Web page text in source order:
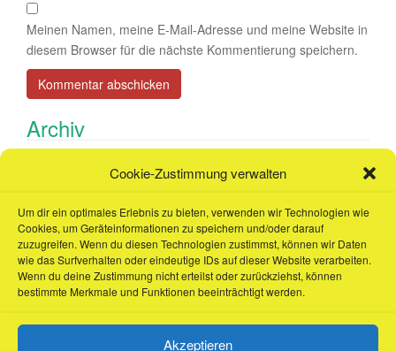
Cookie-Zustimmung verwalten
Um dir ein optimales Erlebnis zu bieten, verwenden wir Technologien wie
Cookies, um Geräteinformationen zu speichern und/oder darauf
zuzugreifen. Wenn du diesen Technologien zustimmst, können wir Daten
wie das Surfverhalten oder eindeutige IDs auf dieser Website verarbeiten.
Wenn du deine Zustimmung nicht erteilst oder zurückziehst, können
bestimmte Merkmale und Funktionen beeinträchtigt werden.
Akzeptieren
Meinen Namen, meine E-Mail-Adresse und meine Website in
diesem Browser für die nächste Kommentierung speichern.
Archiv
Januar 2024
Juli 2019
Juni 2017